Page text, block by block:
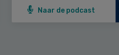
Naar de podcast